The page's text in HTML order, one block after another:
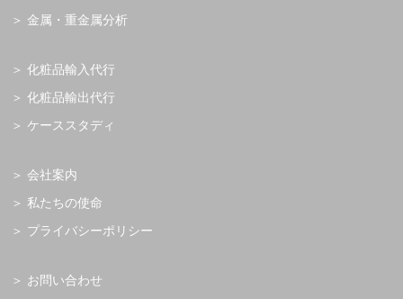
金属・重金属分析
化粧品輸入代行
化粧品輸出代行
ケーススタディ
会社案内
私たちの使命
プライバシーポリシー
お問い合わせ